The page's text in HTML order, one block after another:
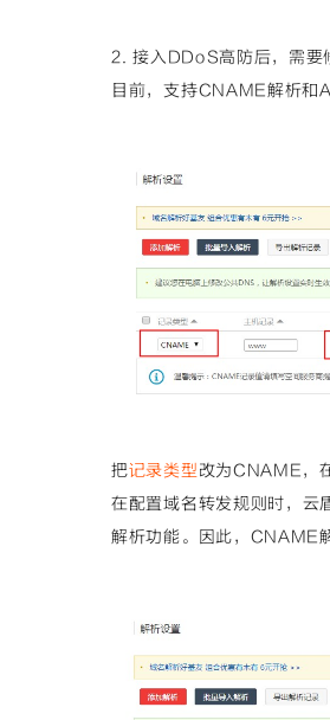
2. 接入DDoS高防后，需要
目前，支持CNAME解析和
把记录类型改为CNAME，
在配置域名转发规则时，
解析功能。因此，CNAME